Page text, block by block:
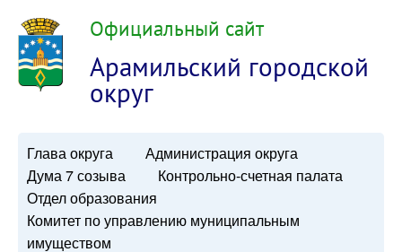
Официальный сайт
Арамильский городской
округ
Глава округа
Администрация округа
Дума 7 созыва
Контрольно-счетная палата
Отдел образования
Комитет по управлению муниципальным
имуществом